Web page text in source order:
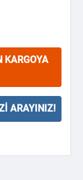
KARGOYA
ARAYINIZ!